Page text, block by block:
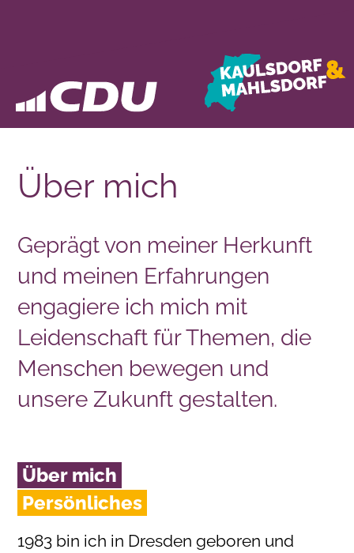
Über mich
Geprägt von meiner Herkunft
und meinen Erfahrungen
engagiere ich mich mit
Leidenschaft für Themen, die
Menschen bewegen und
unsere Zukunft gestalten.
Über mich
Persönliches
1983 bin ich in Dresden geboren und